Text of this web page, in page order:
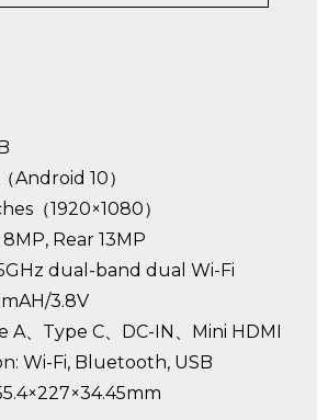
Android 10）
（1920×1080）
Rear 13MP
dual-band dual Wi-Fi
3.8V
A、Type C、DC-IN、Mini HDMI
Wi-Fi, Bluetooth, USB